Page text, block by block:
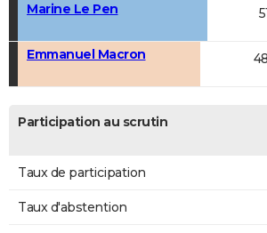
Marine Le Pen
Emmanuel Macron
Participation au scrutin
Taux de participation
Taux d'abstention